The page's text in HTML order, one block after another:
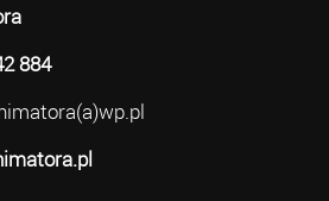
884